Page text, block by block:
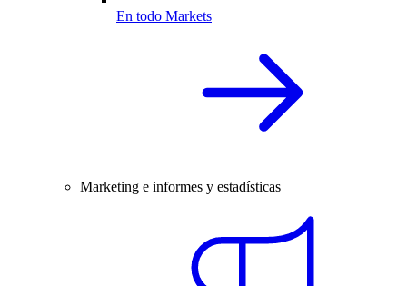
En todo Markets
Marketing e informes y estadísticas